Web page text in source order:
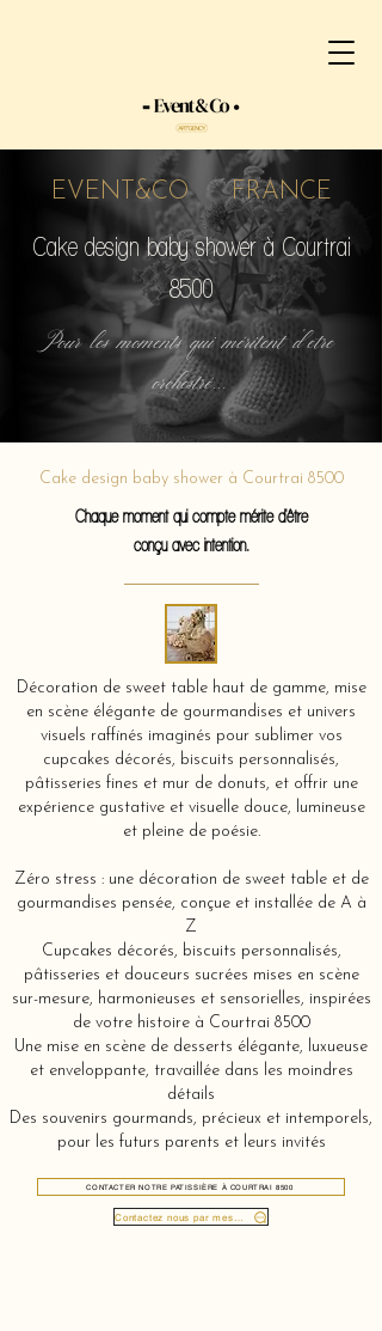
EVENT&CO FRANCE
Cake design baby shower à Courtrai
8500
Pour les moments qui méritent d'etre
orchestré...
Cake design baby shower à Courtrai 8500
Chaque moment qui compte mérite d'être
conçu avec intention.
Décoration de sweet table haut de gamme, mise
en scène élégante de gourmandises et univers
visuels raffinés imaginés pour sublimer vos
cupcakes décorés, biscuits personnalisés,
pâtisseries fines et mur de donuts, et offrir une
expérience gustative et visuelle douce, lumineuse
et pleine de poésie.
Zéro stress : une décoration de sweet table et de
gourmandises pensée, conçue et installée de A à
Z
Cupcakes décorés, biscuits personnalisés,
pâtisseries et douceurs sucrées mises en scène
sur-mesure, harmonieuses et sensorielles, inspirées
de votre histoire à Courtrai 8500
Une mise en scène de desserts élégante, luxueuse
et enveloppante, travaillée dans les moindres
détails
Des souvenirs gourmands, précieux et intemporels,
pour les futurs parents et leurs invités
CONTACTER NOTRE PATISSIÈRE À COURTRAI 8500